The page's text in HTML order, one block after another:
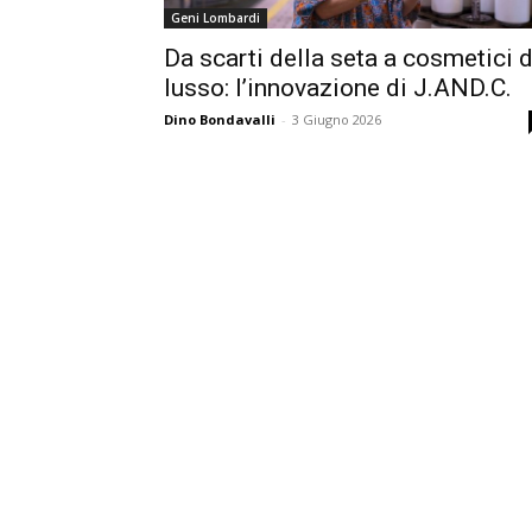
Geni Lombardi
Da scarti della seta a cosmetici
lusso: l’innovazione di J.AND.C.
Dino Bondavalli - 3 Giugno 2026